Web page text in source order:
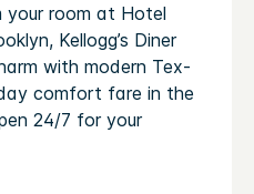
room at Hotel
Kellogg’s Diner
with modern Tex-
comfort fare in the
24/7 for your